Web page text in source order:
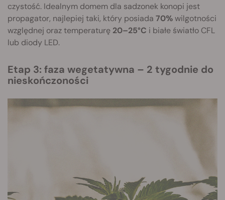
czystość. Idealnym domem dla sadzonek konopi jest
propagator, najlepiej taki, który posiada 70%wilgotności
względnej oraz temperaturę 20–25°C i białe światło CFL
lub diody LED.
Etap 3: faza wegetatywna – 2 tygodnie do
nieskończoności